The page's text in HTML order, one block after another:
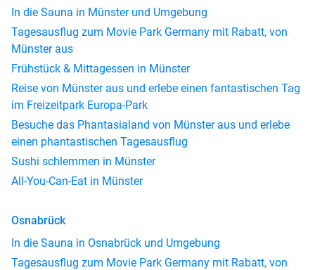
In die Sauna in Münster und Umgebung
Tagesausflug zum Movie Park Germany mit Rabatt, von
Münster aus
Frühstück & Mittagessen in Münster
Reise von Münster aus und erlebe einen fantastischen Tag
im Freizeitpark Europa-Park
Besuche das Phantasialand von Münster aus und erlebe
einen phantastischen Tagesausflug
Sushi schlemmen in Münster
All-You-Can-Eat in Münster
Osnabrück
In die Sauna in Osnabrück und Umgebung
Tagesausflug zum Movie Park Germany mit Rabatt, von